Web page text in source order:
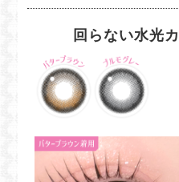
回らない水光